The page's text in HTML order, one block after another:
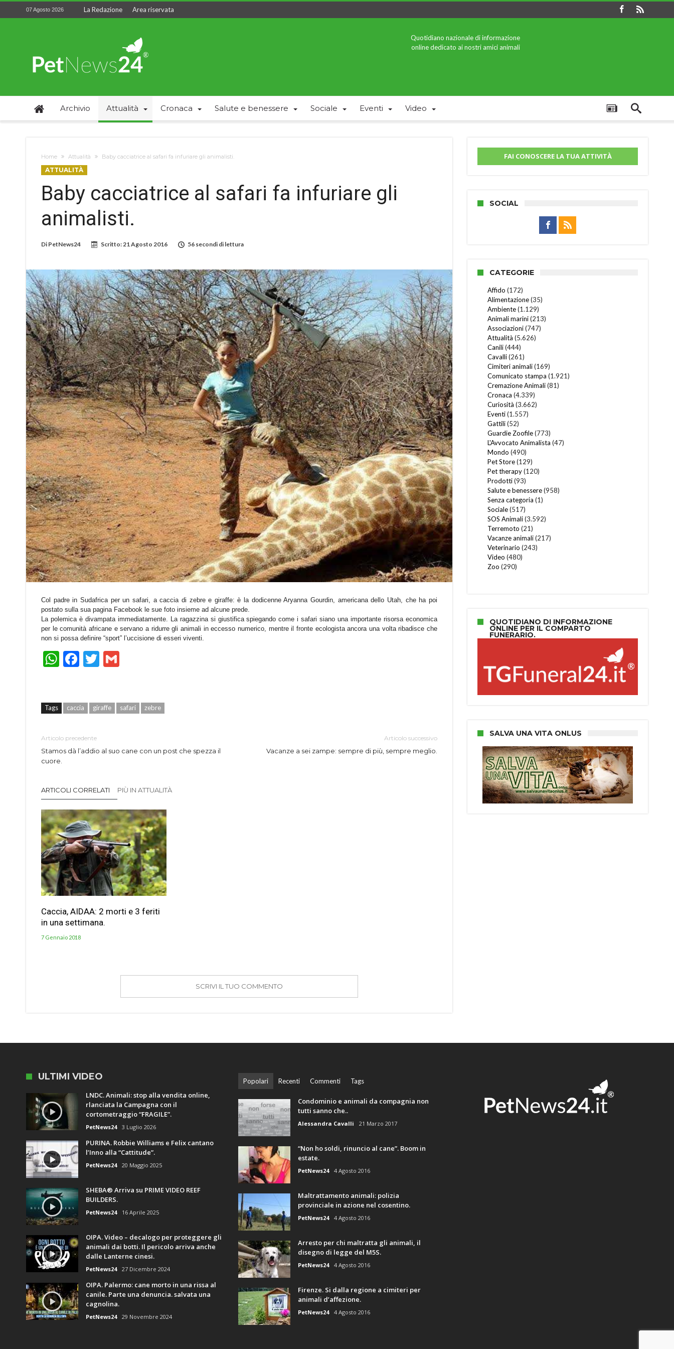
07 Agosto 2026 La Redazione Area riservata
Quotidiano nazionale di informazione
online dedicato ai nostri amici animali
Archivio Attualità Cronaca Salute e benessere Sociale Eventi Video
Home Attualità Baby cacciatrice al safari fa infuriare gli animalisti.
ATTUALITÀ
Baby cacciatrice al safari fa infuriare gli
animalisti.
Di PetNews24 Scritto:21 Agosto 2016 56 secondi di lettura
Col padre in Sudafrica per un safari, a caccia di zebre e giraffe: è la dodicenne Aryanna Gourdin, americana dello Utah, che ha poi
postato sulla sua pagina Facebook le sue foto insieme ad alcune prede.
La polemica è divampata immediatamente. La ragazzina si giustifica spiegando come i safari siano una importante risorsa economica
per le comunità africane e servano a ridurre gli animali in eccesso numerico, mentre il fronte ecologista ancora una volta ribadisce che
non si possa definire “sport” l’uccisione di esseri viventi.
WhatsApp
Facebook
Twitter
Tags caccia giraffe safari zebre
Articolo precedente
Stamos dà l’addio al suo cane con un post che spezza il
cuore.
Articolo successivo
Vacanze a sei zampe: sempre di più, sempre meglio.
ARTICOLI CORRELATI PIÙ IN ATTUALITÀ
Caccia, AIDAA: 2 morti e 3 feriti
in una settimana.
7 Gennaio 2018
SCRIVI IL TUO COMMENTO
FAI CONOSCERE LA TUA ATTIVITÀ
SOCIAL
CATEGORIE
Affido (172)
Alimentazione(35)
Ambiente(1.129)
Animali marini(213)
Associazioni(747)
Attualità (5.626)
Canili(444)
Cavalli(261)
Cimiteri animali(169)
Comunicato stampa (1.921)
Cremazione Animali(81)
Cronaca (4.339)
Curiosità (3.662)
Eventi(1.557)
Gattili(52)
Guardie Zoofile(773)
L'Avvocato Animalista (47)
Mondo (490)
Pet Store(129)
Pet therapy(120)
Prodotti(93)
Salute e benessere(958)
Senza categoria (1)
Sociale(517)
SOS Animali(3.592)
Terremoto (21)
Vacanze animali(217)
Veterinario (243)
Video (480)
Zoo (290)
QUOTIDIANO DI INFORMAZIONE
ONLINE PER IL COMPARTO
FUNERARIO.
SALVA UNA VITA ONLUS
ULTIMI VIDEO
LNDC. Animali: stop alla vendita online,
rlanciata la Campagna con il
cortometraggio “FRAGILE”.
PetNews24 3 Luglio 2026
PURINA. Robbie Williams e Felix cantano
l’Inno alla “Cattitude”.
PetNews24 20 Maggio 2025
SHEBA® Arriva su PRIME VIDEO REEF
BUILDERS.
PetNews24 16 Aprile 2025
OIPA. Video – decalogo per proteggere gli
animali dai botti. Il pericolo arriva anche
dalle Lanterne cinesi.
PetNews24 27 Dicembre 2024
OIPA. Palermo: cane morto in una rissa al
canile. Parte una denuncia. salvata una
cagnolina.
PetNews24 29 Novembre 2024
Popolari Recenti Commenti Tags
Condominio e animali da compagnia non
tutti sanno che..
Alessandra Cavalli 21 Marzo 2017
“Non ho soldi, rinuncio al cane”. Boom in
estate.
PetNews24 4 Agosto 2016
Maltrattamento animali: polizia
provinciale in azione nel cosentino.
PetNews24 4 Agosto 2016
Arresto per chi maltratta gli animali, il
disegno di legge del M5S.
PetNews24 4 Agosto 2016
Firenze. Si dalla regione a cimiteri per
animali d’affezione.
PetNews24 4 Agosto 2016